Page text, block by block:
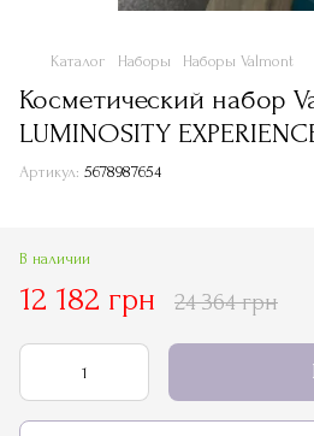
Каталог Наборы Наборы Valmont
Косметический набор
LUMINOSITY
Артикул: 5678987654
В наличии
12 182 грн 24 364 грн